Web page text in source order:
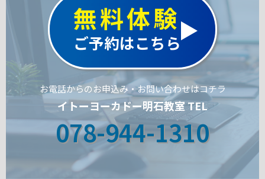
無料体験
ご予約はこちら
お電話からのお申込み・お問い合わせはコチラ
イトーヨーカドー明石教室 TEL
078-944-1310